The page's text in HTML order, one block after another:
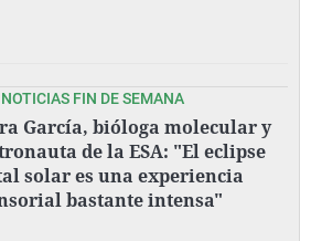
FIN DE SEMANA
García, bióloga molecular y
de la ESA: "El eclipse
solar es una experiencia
bastante intensa"